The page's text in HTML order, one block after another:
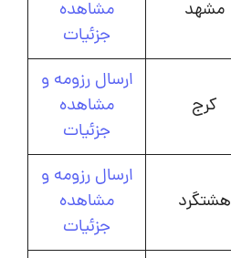
مشهد
مشاهده
جزئیات
کرج
ارسال رزومه و
مشاهده
جزئیات
هشتگرد
ارسال رزومه و
مشاهده
جزئیات